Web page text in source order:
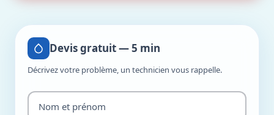
Devis gratuit — 5 min
Décrivez votre problème, un technicien vous rappelle.